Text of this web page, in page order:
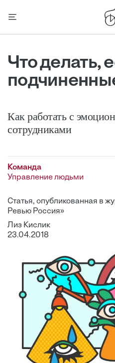
Что делать,
Как работать с
сотрудниками
Команда
Управление людьми
Статья, опубликованная в
Ревью Россия»
Лиз Кислик
23.04.2018